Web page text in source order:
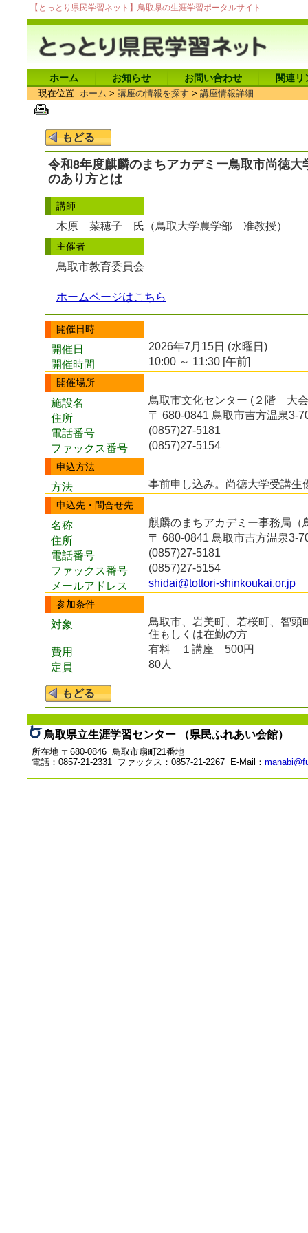
【とっとり県民学習ネット】鳥取県の生涯学習ポータルサイト
ホーム お知らせ お問い合わせ 関連リ
現在位置: ホーム > 講座の情報を探す > 講座情報詳細
令和8年度麒麟のまちアカデミー鳥取市尚徳
のあり方とは
講師
木原 菜穂子 氏（鳥取大学農学部 准教授）
主催者
鳥取市教育委員会
ホームページはこちら
開催日時
開催日
2026年7月15日 (水曜日)
開催時間
10:00 ～ 11:30 [午前]
開催場所
施設名
鳥取市文化センター (２階 大
住所
〒 680-0841 鳥取市吉方温泉3-
電話番号
(0857)27-5181
ファックス番号
(0857)27-5154
申込方法
方法 事前申し込み。尚徳大学受講生
申込先・問合せ先
名称
麒麟のまちアカデミー事務局（
住所
〒 680-0841 鳥取市吉方温泉3-
電話番号
(0857)27-5181
ファックス番号
(0857)27-5154
メールアドレス
shidai@tottori-shinkoukai.or.jp
参加条件
対象
鳥取市、岩美町、若桜町、智
住もしくは在勤の方
費用
有料
１講座 500円
定員
80人
鳥取県立生涯学習センター （県民ふれあい会館）
所在地 〒680-0846 鳥取市扇町21番地
電話：0857-21-2331 ファックス：0857-21-2267 E-Mail：